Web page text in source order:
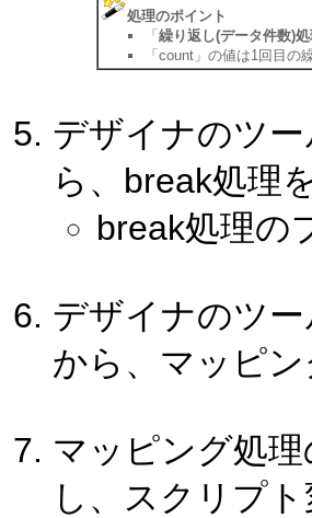
処理のポイント
「 繰り返し(データ件数)
「count」の値は1回目
デザイナのツ
ら、break処理
break処理の
デザイナのツ
から、マッピ
マッピング処
し、スクリプ